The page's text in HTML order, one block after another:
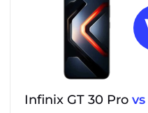
Infinix GT 30 Pro vs